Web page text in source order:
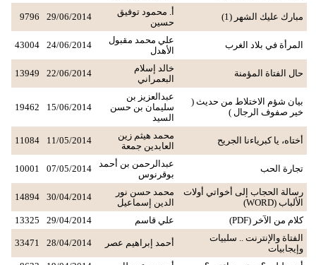
مبارك عليك الشهر (1)
أ. محمود توفيق
حسين
29/06/2014
9796
المرأة في بلاد الغرب
علي محمد مقبول
الأهدل
24/06/2014
43004
حال الفتاة المؤمنة
خالد إسلام
البعمراني
22/06/2014
13949
بيان شؤم الاختلاط من حديث (
خير صفوف الرجال )
عبدالعزيز بن
سليمان بن حسن
السيد
15/06/2014
19462
أختاه، يا كبرياءنا الجريح
محمد هيثم زين
العابدين جمعة
11/05/2014
11084
تجارة الحب
عبدالرحمن بن أحمد
بوقرنوس
07/05/2014
10001
رسالة الحجاب إلى أخواتي أولات
الألباب (WORD)
محمد حسن نور
الدين إسماعيل
30/04/2014
14894
كلام من الآخر (PDF) علي قاسم 29/04/2014
13325
الفتاة والإنترنت .. سلبيات
وإيجابيات
أحمد إبراهيم عصر 28/04/2014
33471